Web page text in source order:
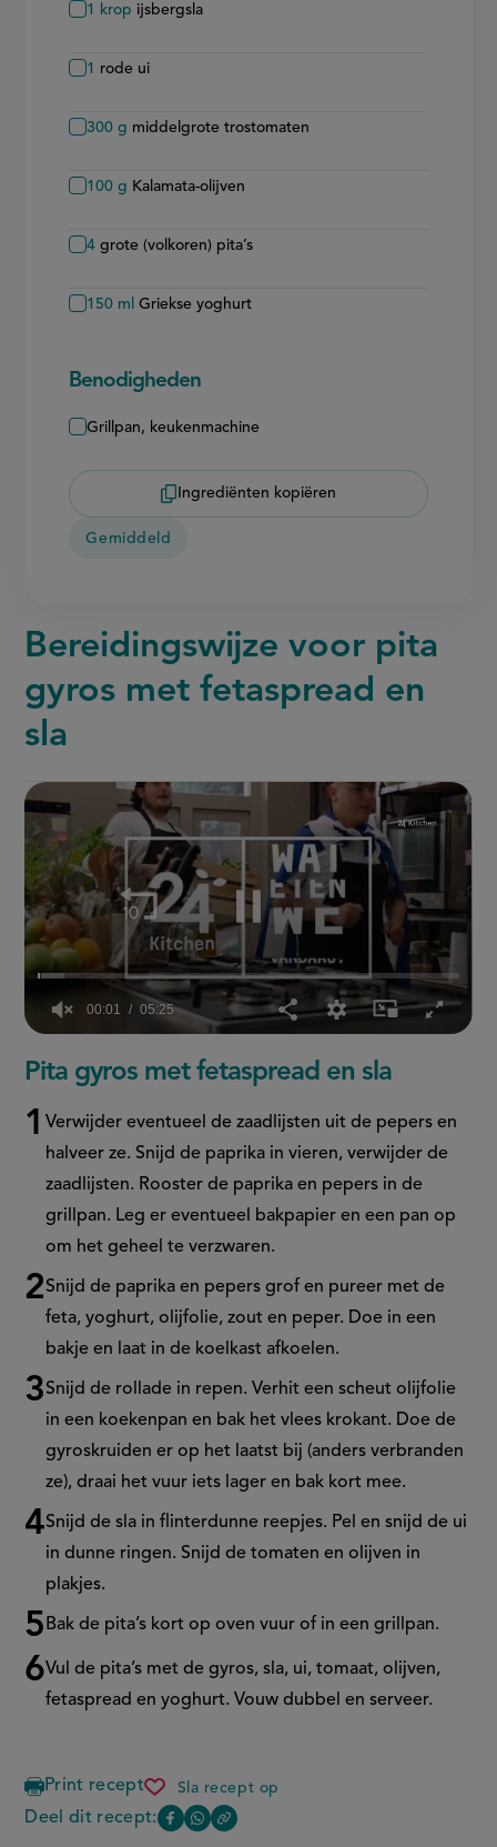
1 krop ijsbergsla
1 rode ui
300 g middelgrote trostomaten
100 g Kalamata-olijven
4 grote (volkoren) pita’s
150 ml Griekse yoghurt
Benodigheden
Grillpan, keukenmachine
Ingrediënten kopiëren
Gemiddeld
Bereidingswijze voor pita
gyros met fetaspread en
sla
seconds
of
minutes,
25
seconds
00:01 05:25
Pita gyros met fetaspread en sla
Verwijder eventueel de zaadlijsten uit de pepers en
halveer ze. Snijd de paprika in vieren, verwijder de
zaadlijsten. Rooster de paprika en pepers in de
grillpan. Leg er eventueel bakpapier en een pan op
om het geheel te verzwaren.
Snijd de paprika en pepers grof en pureer met de
feta, yoghurt, olijfolie, zout en peper. Doe in een
bakje en laat in de koelkast afkoelen.
Snijd de rollade in repen. Verhit een scheut olijfolie
in een koekenpan en bak het vlees krokant. Doe de
gyroskruiden er op het laatst bij (anders verbranden
ze), draai het vuur iets lager en bak kort mee.
Snijd de sla in flinterdunne reepjes. Pel en snijd de ui
in dunne ringen. Snijd de tomaten en olijven in
plakjes.
Bak de pita’s kort op oven vuur of in een grillpan.
Vul de pita’s met de gyros, sla, ui, tomaat, olijven,
fetaspread en yoghurt. Vouw dubbel en serveer.
Print recept Sla recept op
pita
gyros
met
Deel dit recept:
DeelDeelCopy